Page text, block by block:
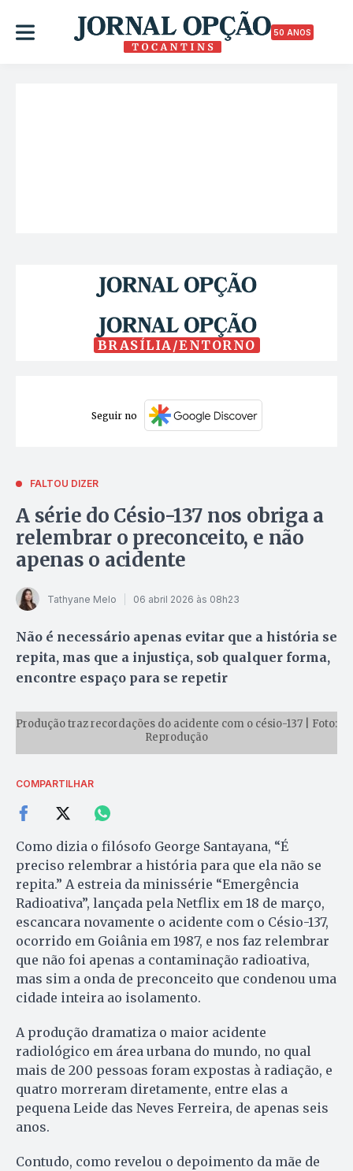
50 ANOS
BRASÍLIA/ENTORNO
Seguir no
FALTOU DIZER
A série do Césio-137 nos obriga a
relembrar o preconceito, e não
apenas o acidente
Tathyane Melo 06 abril 2026 às 08h23
Não é necessário apenas evitar que a história se
repita, mas que a injustiça, sob qualquer forma,
encontre espaço para se repetir
Produção traz recordações do acidente com o césio-137 | Foto:
Reprodução
COMPARTILHAR
Como dizia o filósofo George Santayana, “É
preciso relembrar a história para que ela não se
repita.” A estreia da minissérie “Emergência
Radioativa”, lançada pela Netflix em 18 de março,
escancara novamente o acidente com o Césio-137,
ocorrido em Goiânia em 1987, e nos faz relembrar
que não foi apenas a contaminação radioativa,
mas sim a onda de preconceito que condenou uma
cidade inteira ao isolamento.
A produção dramatiza o maior acidente
radiológico em área urbana do mundo, no qual
mais de 200 pessoas foram expostas à radiação, e
quatro morreram diretamente, entre elas a
pequena Leide das Neves Ferreira, de apenas seis
anos.
Contudo, como revelou o depoimento da mãe de